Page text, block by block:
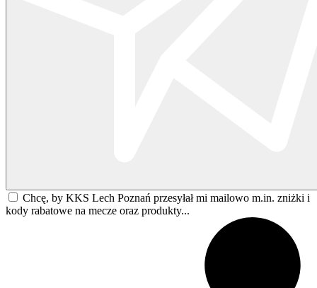
Chcę, by KKS Lech Poznań przesyłał mi mailowo m.in. zniżki i
kody rabatowe na mecze oraz produkty...